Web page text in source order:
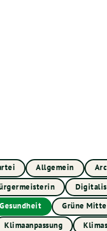
Allgemein
Gesundheit Grüne Mitte
Klimaanpassung